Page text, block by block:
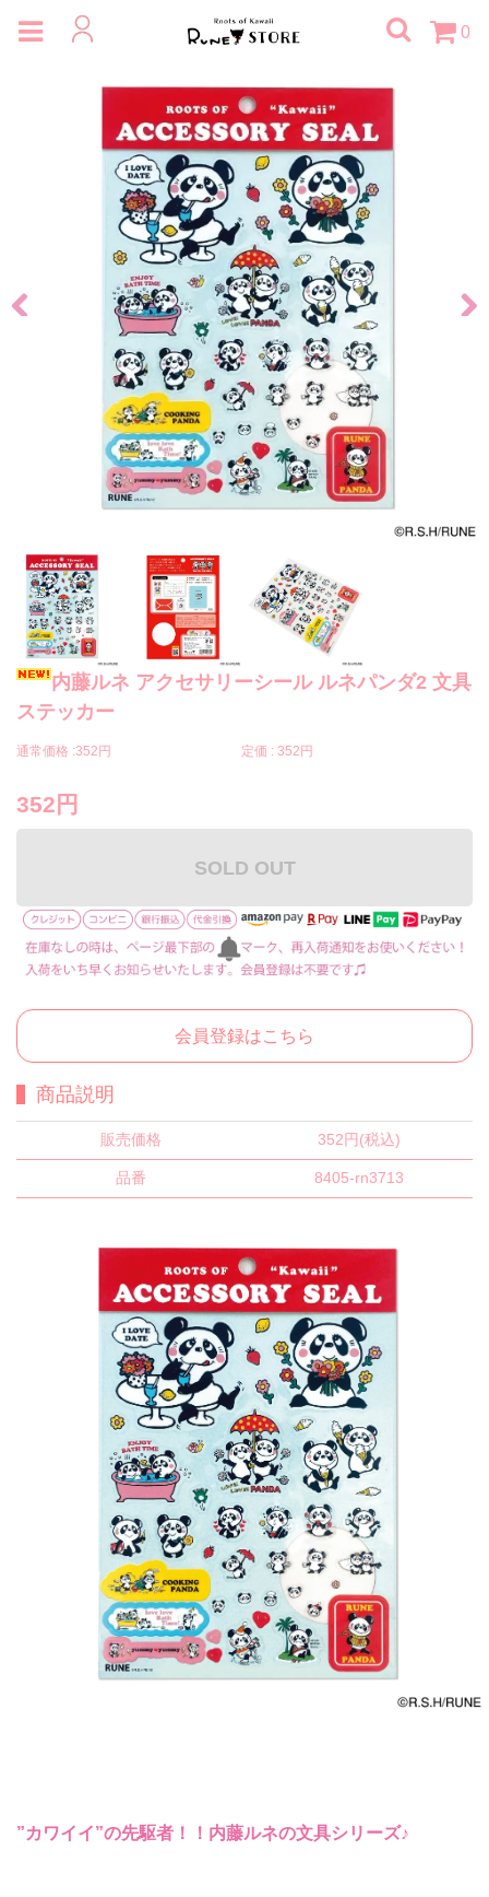
0
内藤ルネ アクセサリーシール ルネパンダ2 文具
ステッカー
通常価格 :352円 定価 : 352円
352円
SOLD OUT
会員登録はこちら
商品説明
販売価格 352円(税込)
品番 8405-rn3713
”カワイイ”の先駆者！！内藤ルネの文具シリーズ♪